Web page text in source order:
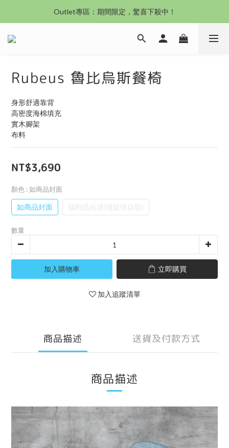
沙發新登場｜想躺就躺，頭等艙到商務艙一次擁有
Outlet專區：期間限定，驚喜下殺中！
沙發新登場｜想躺就躺，頭等艙到商務艙一次擁有
Rubeus 魯比烏斯餐椅
身形舒適靠背
高密度海棉填充
實木腳架
布料
NT$3,690
顏色 : 如商品封面
如商品封面 福利品出清(僅提供自取)
數量
加入購物車 立即購買
加入追蹤清單
商品描述 送貨及付款方式
商品描述